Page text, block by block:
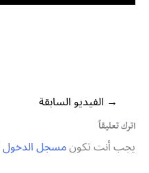
→ الفيديو السابقة
اترك تعليقاً
يجب أنت تكونمسجل الدخول